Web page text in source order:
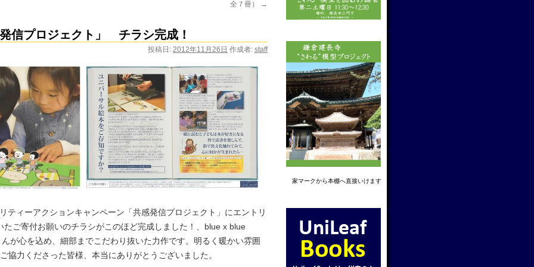
全７冊） →
信プロジェクト」 チラシ完成！
投稿日: 2012年11月26日 作成者: staff
ティーアクションキャンペーン「共感発信プロジェクト」にエントリ
たご寄付お願いのチラシがこのほど完成しました！、blue x blue
が心を込め、細部までこだわり抜いた力作です。明るく暖かい雰囲
協力くださった皆様、本当にありがとうございました。
家マークから本棚へ直接いけます